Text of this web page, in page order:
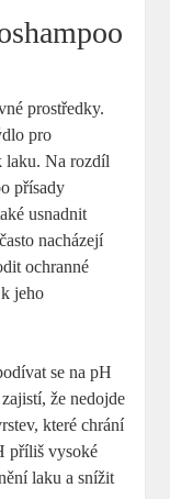
prostředky.
pro
laku. Na rozdíl
přísady
usnadnit
nacházejí
ochranné
jeho
se na pH
že nedojde
které chrání
příliš vysoké
laku a snížit